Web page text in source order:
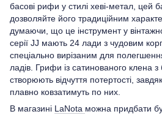
басові рифи у стилі хеві-метал,
дозволяйте його традиційним
думаючи, що це інструмент у
серії JJ мають 24 лади з чудовим
спеціально вирізаним для
ладів. Грифи із сатинованого клена
створюють відчуття потертості,
плавно ковзатимуть по них.
В магазині LaNota можна придбати